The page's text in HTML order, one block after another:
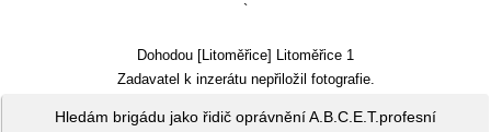
`
Dohodou [Litoměřice] Litoměřice 1
Zadavatel k inzerátu nepřiložil fotografie.
Hledám brigádu jako řidič oprávnění A.B.C.E.T.profesní